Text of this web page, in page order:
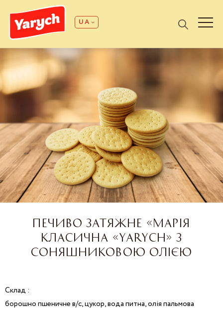
UA
ПЕЧИВО ЗАТЯЖНЕ «МАРІЯ
КЛАСИЧНА «YARYCH» З
СОНЯШНИКОВОЮ ОЛІЄЮ
Склад :
борошно пшеничне в/с, цукор, вода питна, олія пальмова